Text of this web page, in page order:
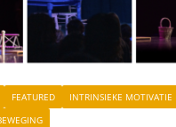
FEATURED
INTRINSIEKE MOTIVATIE